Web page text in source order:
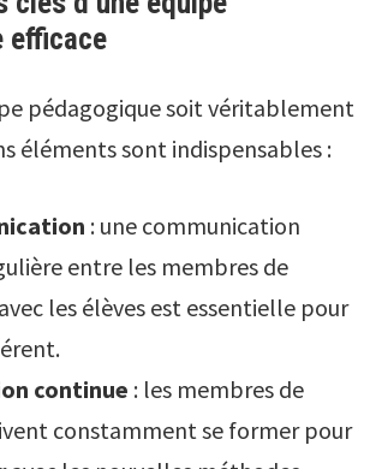
efficace
pédagogique soit véritablement
éléments sont indispensables :
: une communication
entre les membres de
les élèves est essentielle pour
continue : les membres de
constamment se former pour